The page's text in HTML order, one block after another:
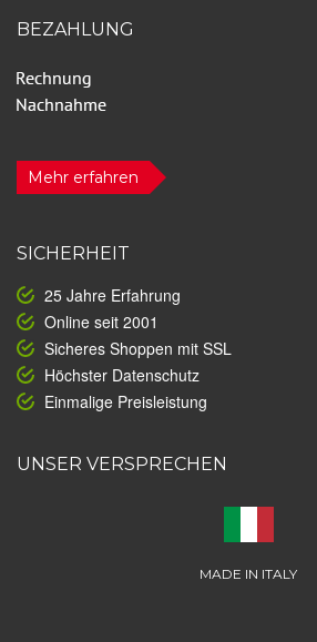
BEZAHLUNG
Mehr erfahren
SICHERHEIT
25 Jahre Erfahrung
Online seit 2001
Sicheres Shoppen mit SSL
Höchster Datenschutz
Einmalige Preisleistung
UNSER VERSPRECHEN
MADE IN ITALY